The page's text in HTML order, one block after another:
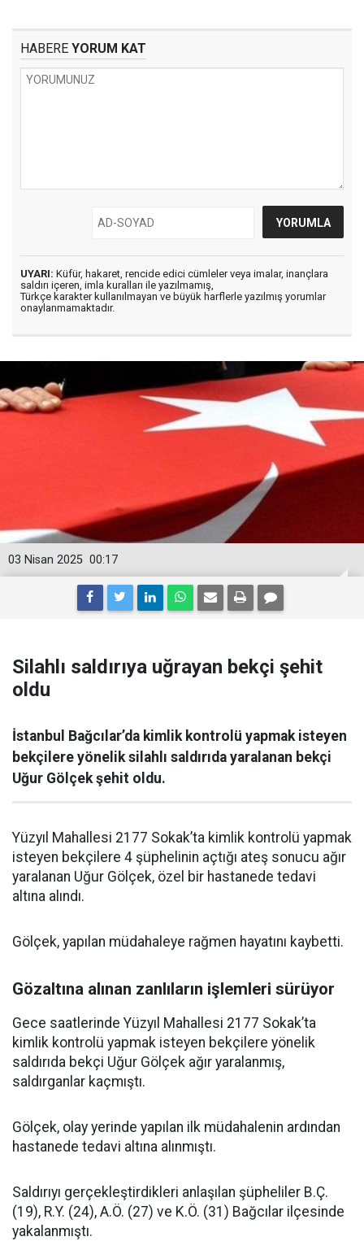
HABERE YORUM KAT
UYARI: Küfür, hakaret, rencide edici cümleler veya imalar, inançlara
saldırı içeren, imla kuralları ile yazılmamış,
Türkçe karakter kullanılmayan ve büyük harflerle yazılmış yorumlar
onaylanmamaktadır.
00:17
03 Nisan 2025
Silahlı saldırıya uğrayan bekçi şehit
oldu
İstanbul Bağcılar’da kimlik kontrolü yapmak isteyen
bekçilere yönelik silahlı saldırıda yaralanan bekçi
Uğur Gölçek şehit oldu.
Yüzyıl Mahallesi 2177 Sokak’ta kimlik kontrolü yapmak
isteyen bekçilere 4 şüphelinin açtığı ateş sonucu ağır
yaralanan Uğur Gölçek, özel bir hastanede tedavi
altına alındı.
Gölçek, yapılan müdahaleye rağmen hayatını kaybetti.
Gözaltına alınan zanlıların işlemleri sürüyor
Gece saatlerinde Yüzyıl Mahallesi 2177 Sokak’ta
kimlik kontrolü yapmak isteyen bekçilere yönelik
saldırıda bekçi Uğur Gölçek ağır yaralanmış,
saldırganlar kaçmıştı.
Gölçek, olay yerinde yapılan ilk müdahalenin ardından
hastanede tedavi altına alınmıştı.
Saldırıyı gerçekleştirdikleri anlaşılan şüpheliler B.Ç.
(19), R.Y. (24), A.Ö. (27) ve K.Ö. (31) Bağcılar ilçesinde
yakalanmıştı.